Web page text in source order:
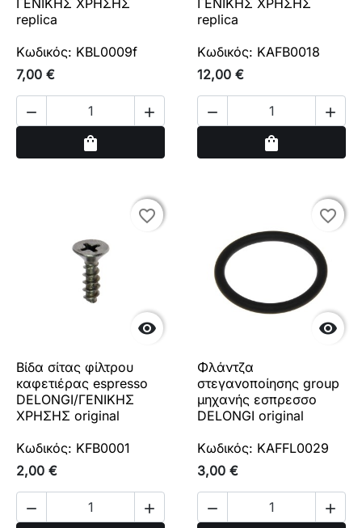
ΓΕΝΙΚΗΣ ΧΡΗΣΗΣ
replica
Κωδικός: KBL0009f
7,00 €
 
shopping_bag
ΓΕΝΙΚΗΣ ΧΡΗΣΗΣ
replica
Κωδικός: KAFB0018
12,00 €
 
shopping_bag

favorite_border
favorite_border
Βίδα σίτας φίλτρου
καφετιέρας espresso
DELONGI/ΓΕΝΙΚΗΣ
ΧΡΗΣΗΣ original
Κωδικός: KFB0001
2,00 €
 

favorite_border
favorite_border
Φλάντζα
στεγανοποίησης group
μηχανής εσπρεσσο
DELONGI original
Κωδικός: KAFFL0029
3,00 €
 